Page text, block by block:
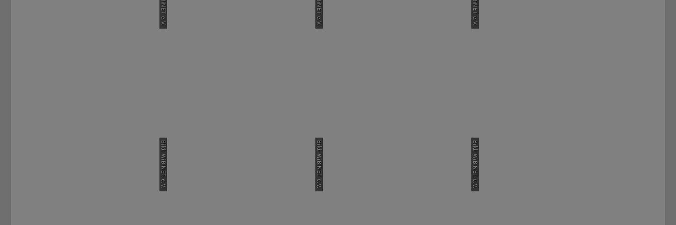
Bild: WiBiNET e.V. Bild: WiBiNET e.V. Bild: WiBiNET e.V.